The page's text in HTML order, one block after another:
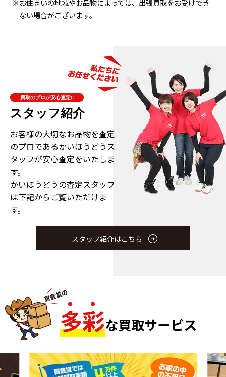
※お住まいの地域やお品物によっては、出張買取をお受けでき
ない場合がございます。
買取のプロが安心査定!!
スタッフ紹介
お客様の大切なお品物を査定
のプロであるかいほうどうス
タッフが安心査定をいたしま
す。
かいほうどうの査定スタッフ
は下記からご覧いただけま
す。
スタッフ紹介はこちら
多彩な買取サービス